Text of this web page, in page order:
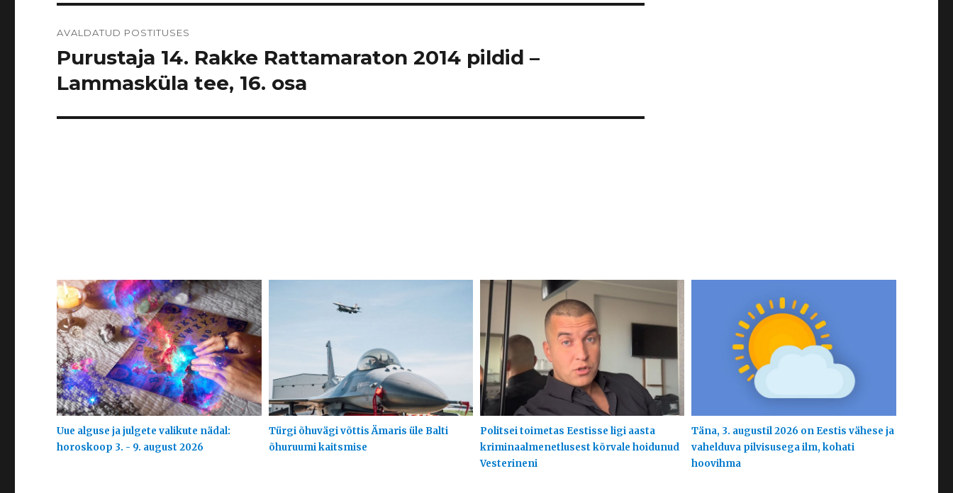
AVALDATUD POSTITUSES
Purustaja 14. Rakke Rattamaraton 2014 pildid –
Lammasküla tee, 16. osa
Uue alguse ja julgete valikute nädal:
horoskoop 3. - 9. august 2026
Türgi õhuvägi võttis Ämaris üle Balti
õhuruumi kaitsmise
Politsei toimetas Eestisse ligi aasta
kriminaalmenetlusest kõrvale hoidunud
Vesterineni
Täna, 3. augustil 2026 on Eestis vähese ja
vahelduva pilvisusega ilm, kohati
hoovihma